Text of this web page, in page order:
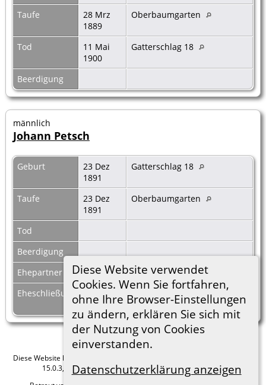
Diese Website verwendet
Cookies. Wenn Sie fortfahren,
ohne Ihre Browser-Einstellungen
zu ändern, erklären Sie sich mit
der Nutzung von Cookies
einverstanden.
Datenschutzerklärung anzeigen
Taufe
28 Mrz
1889
Oberbaumgarten
Tod
11 Mai
1900
Gatterschlag 18
Beerdigung
männlich
Johann Petsch
Geburt
23 Dez
1891
Gatterschlag 18
Taufe
23 Dez
1891
Oberbaumgarten
Tod
Beerdigung
Ehepartner
Karolina Binder|F8121
Eheschließung
11 Jan
1921
Hosterschlag
Diese Website läuft mit
15.0.3, programmiert von Darrin Lythgoe © 2001-2026.